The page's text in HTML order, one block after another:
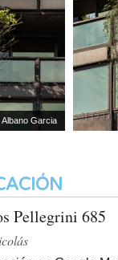
Garcia
Pellegrini 685